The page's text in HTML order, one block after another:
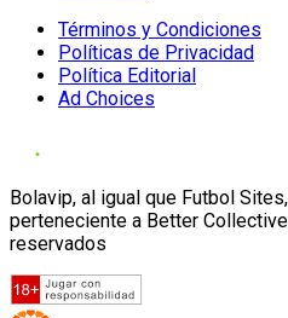
Términos y Condiciones
Políticas de Privacidad
Política Editorial
Ad Choices
Bolavip, al igual que Futbol
perteneciente a Better
reservados